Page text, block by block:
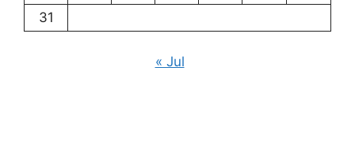
31
« Jul